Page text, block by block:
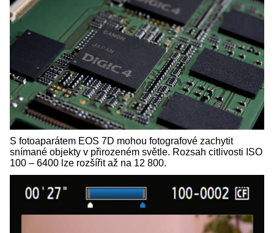
S fotoaparátem EOS 7D mohou fotografové zachytit
snímané objekty v přirozeném světle. Rozsah citlivosti ISO
100 – 6400 lze rozšířit až na 12 800.